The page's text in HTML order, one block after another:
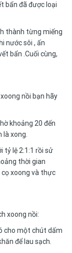
bẩn đã được loại
thành từng miếng
nước sôi , ấn
bẩn .Cuối cùng,
nồi bạn hãy
khoảng 20 đến
là xong.
tỷ lệ 2:1:1 rồi sử
thời gian
cọ xoong và thực
xoong nồi:
cho một chút dấm
để lau sạch.